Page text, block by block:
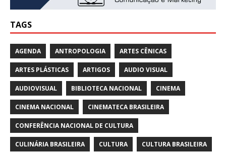
TAGS
AGENDA ANTROPOLOGIA ARTES CÊNICAS
ARTES PLÁSTICAS ARTIGOS AUDIO VISUAL
AUDIOVISUAL BIBLIOTECA NACIONAL CINEMA
CINEMA NACIONAL CINEMATECA BRASILEIRA
CONFERÊNCIA NACIONAL DE CULTURA
CULINÁRIA BRASILEIRA CULTURA CULTURA BRASILEIRA